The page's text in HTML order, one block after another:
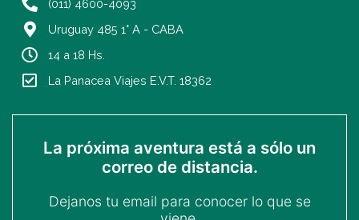
m
(011) 4600-4093
Uruguay 485 1° A - CABA
14 a 18 Hs.
La Panacea Viajes E.V.T. 18362
La próxima aventura está a sólo un
correo de distancia.
Dejanos tu email para conocer lo que se